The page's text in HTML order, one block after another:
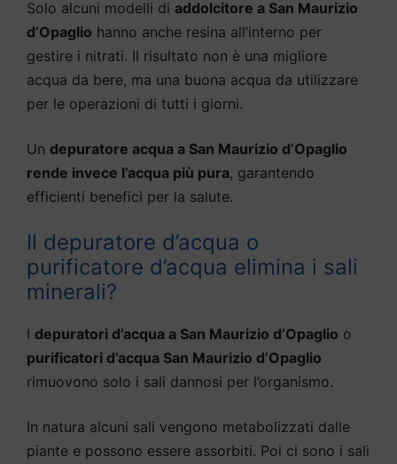
Solo alcuni modelli di addolcitore a San Maurizio
d’Opaglio hanno anche resina all’interno per
gestire i nitrati. Il risultato non è una migliore
acqua da bere, ma una buona acqua da utilizzare
per le operazioni di tutti i giorni.
Un depuratore acqua a San Maurizio d’Opaglio
rende invece l’acqua più pura, garantendo
efficienti benefici per la salute.
Il depuratore d’acqua o
purificatore d’acqua elimina i sali
minerali?
I depuratori d’acqua a San Maurizio d’Opaglio o
purificatori d’acqua San Maurizio d’Opaglio
rimuovono solo i sali dannosi per l’organismo.
In natura alcuni sali vengono metabolizzati dalle
piante e possono essere assorbiti. Poi ci sono i sali